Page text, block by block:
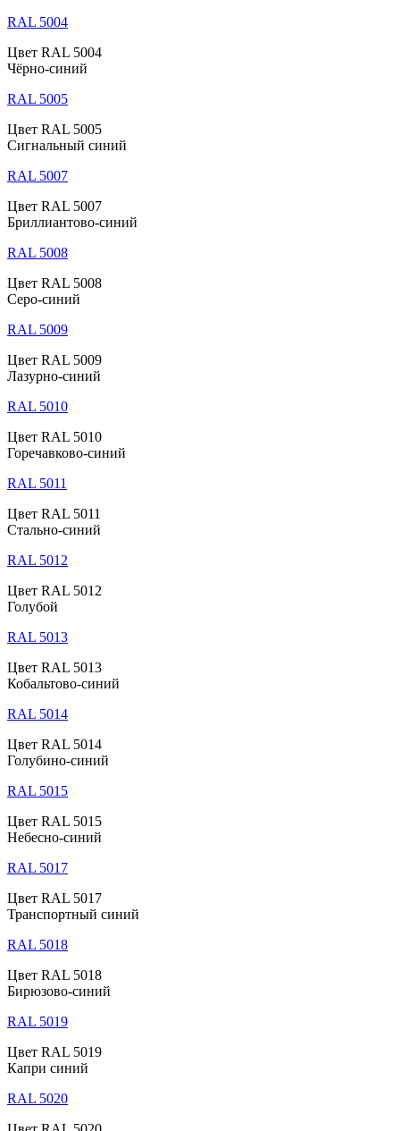
RAL 5004
Цвет RAL 5004
Чёрно-синий
RAL 5005
Цвет RAL 5005
Сигнальный синий
RAL 5007
Цвет RAL 5007
Бриллиантово-синий
RAL 5008
Цвет RAL 5008
Серо-синий
RAL 5009
Цвет RAL 5009
Лазурно-синий
RAL 5010
Цвет RAL 5010
Горечавково-синий
RAL 5011
Цвет RAL 5011
Стально-синий
RAL 5012
Цвет RAL 5012
Голубой
RAL 5013
Цвет RAL 5013
Кобальтово-синий
RAL 5014
Цвет RAL 5014
Голубино-синий
RAL 5015
Цвет RAL 5015
Небесно-синий
RAL 5017
Цвет RAL 5017
Транспортный синий
RAL 5018
Цвет RAL 5018
Бирюзово-синий
RAL 5019
Цвет RAL 5019
Капри синий
RAL 5020